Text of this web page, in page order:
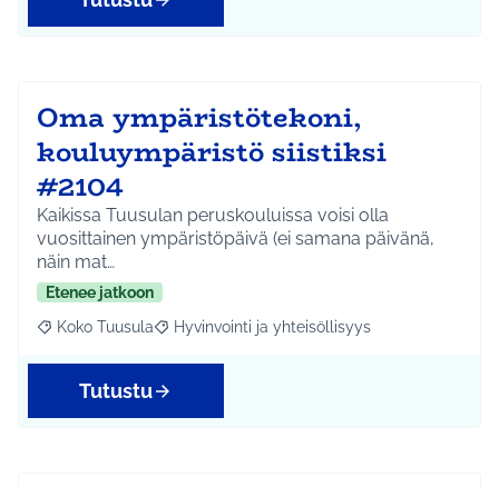
Oma ympäristötekoni,
kouluympäristö siistiksi
#2104
Kaikissa Tuusulan peruskouluissa voisi olla
vuosittainen ympäristöpäivä (ei samana päivänä,
näin mat…
Etenee jatkoon
Rajaa tulokset aihepiirin mukaan: Koko Tuusula
Koko Tuusula Rajaa tulokset teeman mukaan: Hyvinvointi ja
Hyvinvointi ja yhteisöllisyys
Tutustu